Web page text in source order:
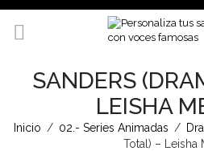
SANDERS
LEISHA
Inicio / 02.- Series Animadas /
Total) – Leisha